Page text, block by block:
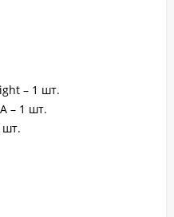
– 1 шт.
– 1 шт.
шт.